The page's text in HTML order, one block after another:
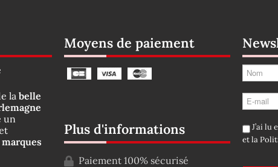
labelle
un
marques
Moyens de paiement
Plus d'informations
Paiement 100% sécurisé
J’ai lu
et la